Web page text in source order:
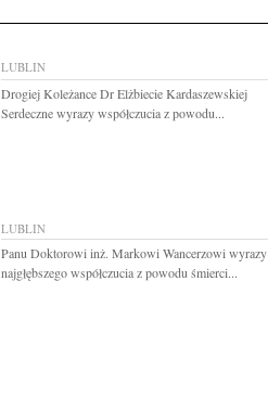
LUBLIN
Drogiej Koleżance Dr Elżbiecie Kardaszewskiej
Serdeczne wyrazy współczucia z powodu...
LUBLIN
Panu Doktorowi inż. Markowi Wancerzowi wyrazy
najgłębszego współczucia z powodu śmierci...